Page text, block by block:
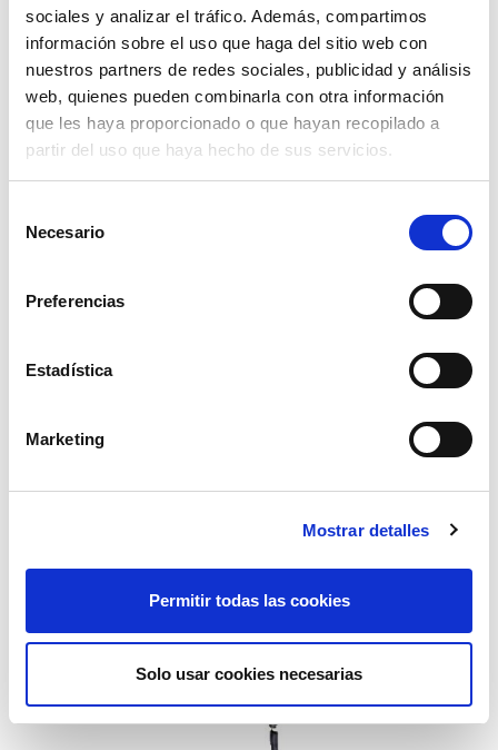
sociales y analizar el tráfico. Además, compartimos
información sobre el uso que haga del sitio web con
nuestros partners de redes sociales, publicidad y análisis
web, quienes pueden combinarla con otra información
que les haya proporcionado o que hayan recopilado a
partir del uso que haya hecho de sus servicios.
Necesario
Preferencias
Estadística
Marketing
Mostrar detalles
Permitir todas las cookies
Solo usar cookies necesarias
21,90€ comprar
pala cuadrada mango anilla